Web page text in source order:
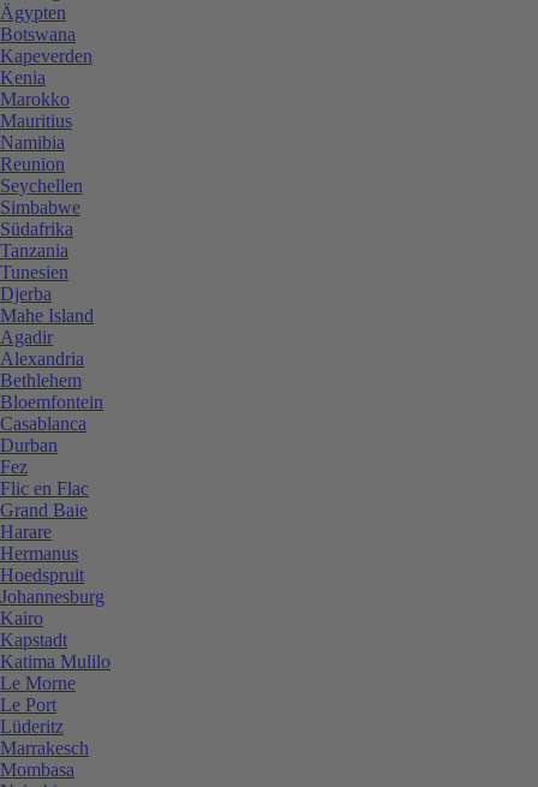
Ägypten
Botswana
Kapeverden
Kenia
Marokko
Mauritius
Namibia
Reunion
Seychellen
Simbabwe
Südafrika
Tanzania
Tunesien
Djerba
Mahe Island
Agadir
Alexandria
Bethlehem
Bloemfontein
Casablanca
Durban
Fez
Flic en Flac
Grand Baie
Harare
Hermanus
Hoedspruit
Johannesburg
Kairo
Kapstadt
Katima Mulilo
Le Morne
Le Port
Lüderitz
Marrakesch
Mombasa